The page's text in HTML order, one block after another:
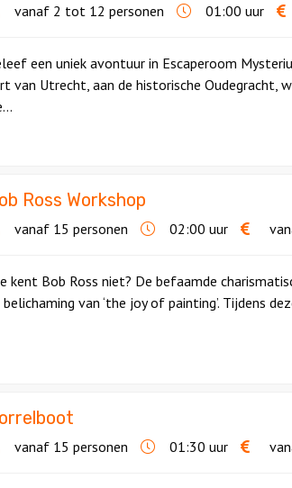
vanaf 2 tot 12 personen 01:00 uur
een uniek avontuur in Escaperoom
van Utrecht, aan de historische Oudegracht,
Ross Workshop
vanaf 15 personen 02:00 uur
kent Bob Ross niet? De befaamde
belichaming van ‘the joy of painting’. Tijdens
vanaf 15 personen 01:30 uur